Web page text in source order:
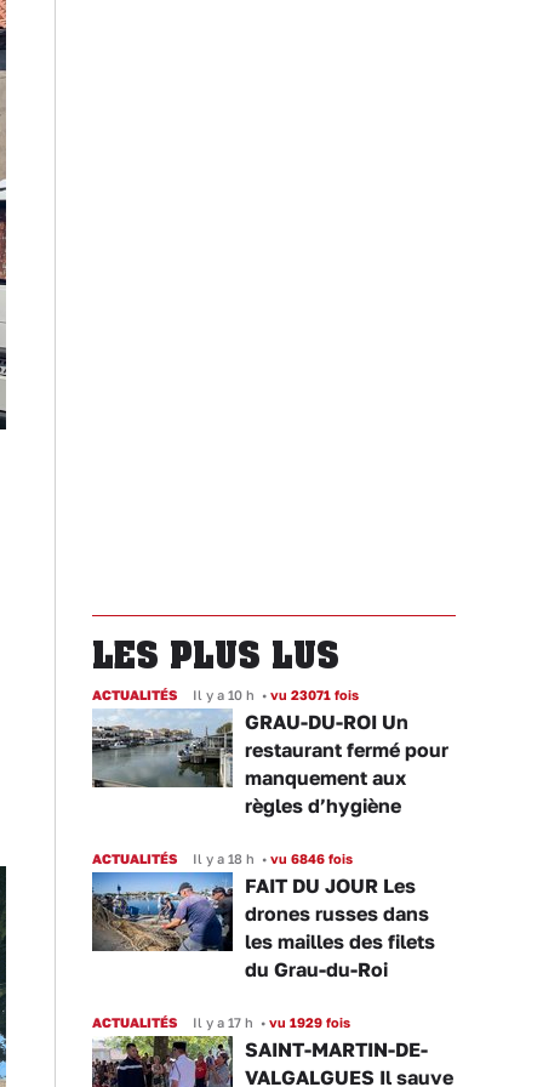
LES PLUS LUS
ACTUALITÉS Il y a 10 h • vu 23071 fois
GRAU-DU-ROI Un
restaurant fermé pour
manquement aux
règles d’hygiène
ACTUALITÉS Il y a 18 h • vu 6846 fois
FAIT DU JOUR Les
drones russes dans
les mailles des filets
du Grau-du-Roi
ACTUALITÉS Il y a 17 h • vu 1929 fois
SAINT-MARTIN-DE-
VALGALGUES Il sauve